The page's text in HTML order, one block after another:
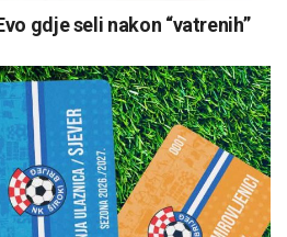
gdje seli nakon “vatrenih”